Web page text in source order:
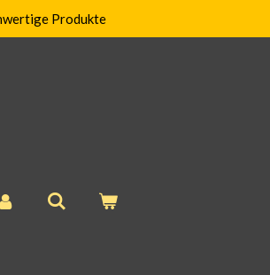
Produkte